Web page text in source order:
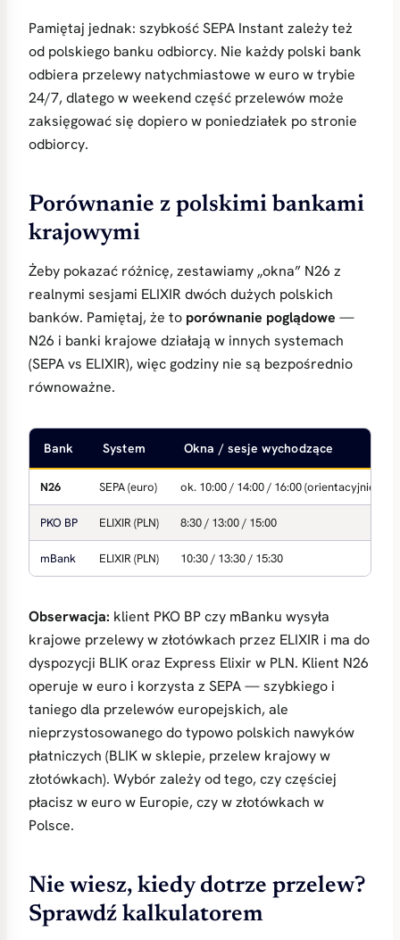
Pamiętaj jednak: szybkość SEPA Instant zależy też
od polskiego banku odbiorcy. Nie każdy polski bank
odbiera przelewy natychmiastowe w euro w trybie
24/7, dlatego w weekend część przelewów może
zaksięgować się dopiero w poniedziałek po stronie
odbiorcy.
Porównanie z polskimi bankami
krajowymi
Żeby pokazać różnicę, zestawiamy „okna” N26 z
realnymi sesjami ELIXIR dwóch dużych polskich
banków. Pamiętaj, że to porównanie poglądowe —
N26 i banki krajowe działają w innych systemach
(SEPA vs ELIXIR), więc godziny nie są bezpośrednio
równoważne.
Bank System Okna / sesje wychodzące
N26 SEPA (euro) ok. 10:00 / 14:00 / 16:00 (orientacyjnie) +
PKO BP ELIXIR (PLN) 8:30 / 13:00 / 15:00
mBank ELIXIR (PLN) 10:30 / 13:30 / 15:30
Obserwacja: klient PKO BP czy mBanku wysyła
krajowe przelewy w złotówkach przez ELIXIR i ma do
dyspozycji BLIK oraz Express Elixir w PLN. Klient N26
operuje w euro i korzysta z SEPA — szybkiego i
taniego dla przelewów europejskich, ale
nieprzystosowanego do typowo polskich nawyków
płatniczych (BLIK w sklepie, przelew krajowy w
złotówkach). Wybór zależy od tego, czy częściej
płacisz w euro w Europie, czy w złotówkach w
Polsce.
Nie wiesz, kiedy dotrze przelew?
Sprawdź kalkulatorem